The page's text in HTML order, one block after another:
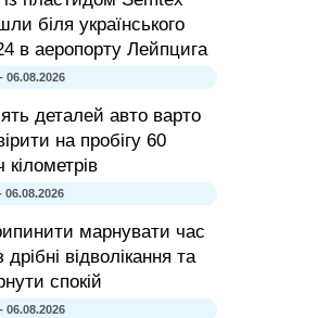
біля українського
в аеропорту Лейпцига
06.08.2026
деталей авто варто
на пробігу 60
кілометрів
06.08.2026
марнувати час
дрібні відволікання та
спокій
06.08.2026